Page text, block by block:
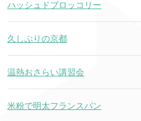
ハッシュドブロッコリー
久しぶりの京都
温熱おさらい講習会
米粉で明太フランスパン